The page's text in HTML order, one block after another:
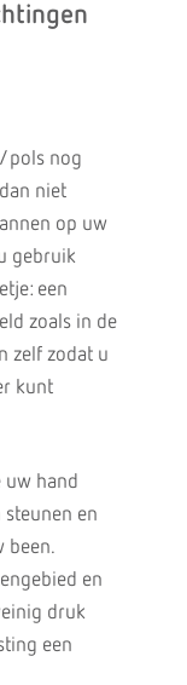
pols nog
niet
op uw
gebruik
een
zoals in de
zelf zodat u
kunt
uw hand
en
been.
en
druk
een